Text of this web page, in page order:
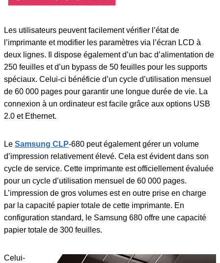
Les utilisateurs peuvent facilement vérifier l’état de
l’imprimante et modifier les paramètres via l’écran LCD à
deux lignes. Il dispose également d’un bac d’alimentation de
250 feuilles et d’un bypass de 50 feuilles pour les supports
spéciaux. Celui-ci bénéficie d’un cycle d’utilisation mensuel
de 60 000 pages pour garantir une longue durée de vie. La
connexion à un ordinateur est facile grâce aux options USB
2.0 et Ethernet.
Le Samsung CLP-680 peut également gérer un volume
d’impression relativement élevé. Cela est évident dans son
cycle de service. Cette imprimante est officiellement évaluée
pour un cycle d’utilisation mensuel de 60 000 pages.
L’impression de gros volumes est en outre prise en charge
par la capacité papier totale de cette imprimante. En
configuration standard, le Samsung 680 offre une capacité
papier totale de 300 feuilles.
Celui-